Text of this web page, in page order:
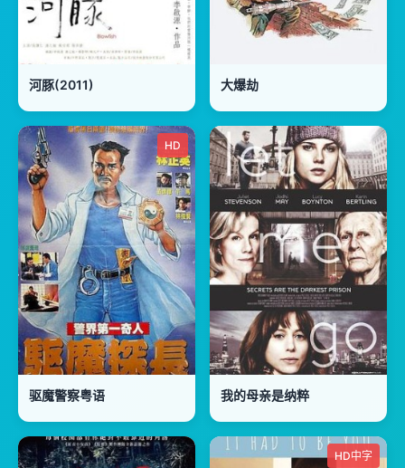
河豚(2011) 大爆劫
HD
驱魔警察粤语 我的母亲是纳粹
HD中字